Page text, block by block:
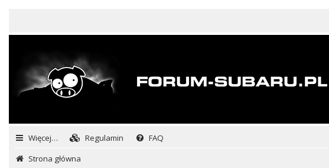
Więcej… Regulamin FAQ
Strona główna